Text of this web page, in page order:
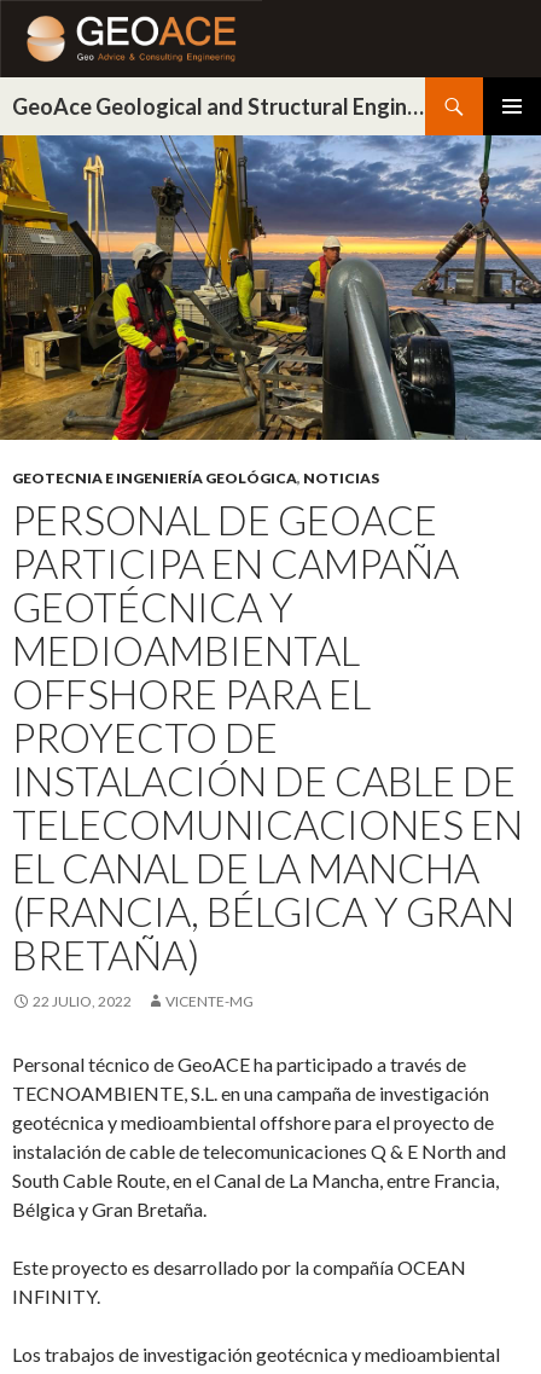
GeoAce Geological and Structural Engineering
MENÚ
AL
CONTENIDO
GEOTECNIA E INGENIERÍA GEOLÓGICA, NOTICIAS
PERSONAL DE GEOACE
PARTICIPA EN CAMPAÑA
GEOTÉCNICA Y
MEDIOAMBIENTAL
OFFSHORE PARA EL
PROYECTO DE
INSTALACIÓN DE CABLE DE
TELECOMUNICACIONES EN
EL CANAL DE LA MANCHA
(FRANCIA, BÉLGICA Y GRAN
BRETAÑA)
22 JULIO, 2022 VICENTE-MG
Personal técnico de GeoACE ha participado a través de
TECNOAMBIENTE, S.L. en una campaña de investigación
geotécnica y medioambiental offshore para el proyecto de
instalación de cable de telecomunicaciones Q & E North and
South Cable Route, en el Canal de La Mancha, entre Francia,
Bélgica y Gran Bretaña.
Este proyecto es desarrollado por la compañía OCEAN
INFINITY.
Los trabajos de investigación geotécnica y medioambiental